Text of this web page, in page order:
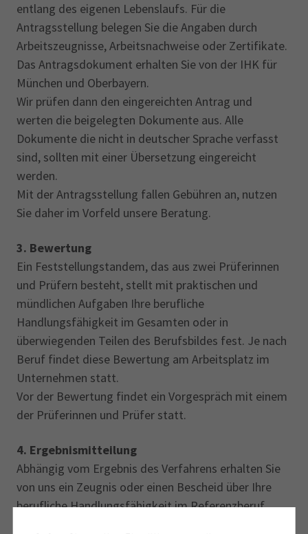
entlang des eigenen Lebenslaufs. Für die
Antragsstellung belegen Sie die Angaben durch
Arbeitszeugnisse, Arbeitsnachweise oder Zertifikate.
Das Antragsdokument erhalten Sie von der IHK für
München und Oberbayern.
Wir prüfen dann den eingereichten Antrag und
werten die beigelegten Dokumente aus. Alle
Dokumente die nicht in deutscher Sprache verfasst
sind, sollten mit einer Übersetzung eingereicht
werden.
Mit der Antragsstellung fallen Gebühren an, nutzen
Sie daher im Vorfeld unsere Beratung.
3. Bewertung
Ein Feststellungstandem, das aus zwei Prüferinnen
und Prüfern besteht, stellt mit praktischen und
mündlichen Aufgaben Ihre berufliche
Handlungsfähigkeit im Gesamten oder in
überwiegenden Teilen des Berufsbildes fest. Je nach
Beruf findet diese Bewertung am Arbeitsplatz im
Unternehmen statt.
Vor der Bewertung findet ein Vorgespräch mit einem
der Prüferinnen und Prüfer statt.
4. Ergebnismitteilung
Abhängig vom Ergebnis des Verfahrens erhalten Sie
von uns ein Zeugnis oder einen Bescheid über Ihre
berufliche Handlungsfähigkeit im Referenzberuf.